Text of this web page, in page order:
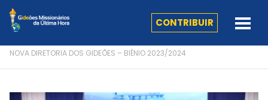
CONTRIBUIR
NOVA DIRETORIA DOS GIDEÕES – BIÊNIO 2023/2024